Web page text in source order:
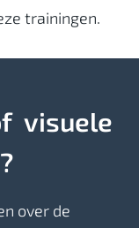
trainingen.
visuele
over de